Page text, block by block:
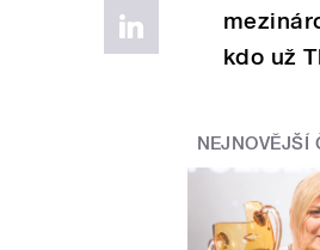
kdo už
NEJNOVĚJŠÍ